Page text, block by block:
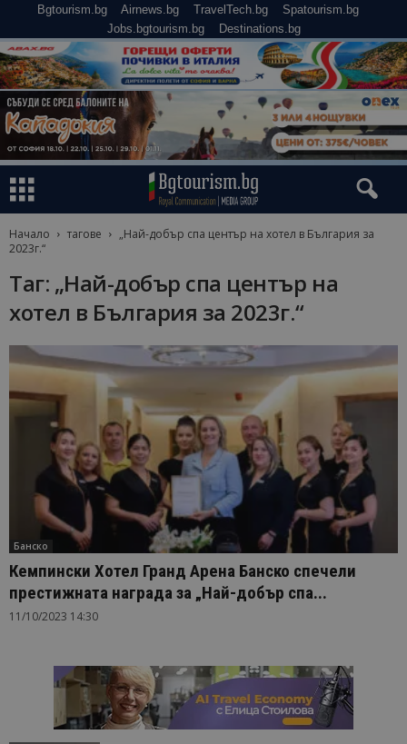
Bgtourism.bg Airnews.bg TravelTech.bg
Spatourism.bg
Jobs.bgtourism.bg
Destinations.bg
Начало тагове
„Най-добър спа център на хотел в България за
2023г.“
Таг: „Най-добър спа център на
хотел в България за 2023г.“
Банско
Кемпински Хотел Гранд Арена Банско спечели
престижната награда за „Най-добър спа...
11/10/2023 14:30